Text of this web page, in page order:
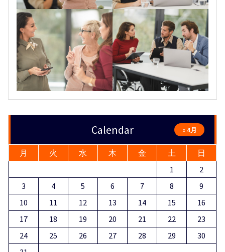
Calendar
月 火 水 木 金 土
日
1
2
3
4 5 6 7 8
9
10
11 12 13 14 15
16
17
18 19 20 21 22
23
24
25 26 27 28 29
30
« 4月